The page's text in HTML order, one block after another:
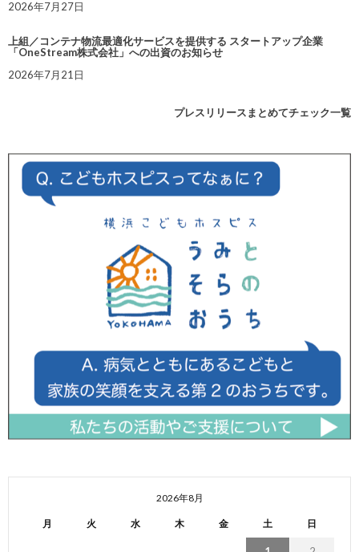
2026年7月27日
上組／コンテナ物流最適化サービスを提供する スタートアップ企業
「OneStream株式会社」への出資のお知らせ
2026年7月21日
プレスリリースまとめてチェック一覧
2026年8月
月 火 水 木 金 土 日